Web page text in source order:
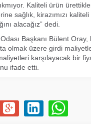
Kaliteli ürün
sağlık, kirazımızı
alacağız” dedi.
Başkanı Bülent
olmak üzere girdi
karşılayacak bir
ifade etti.